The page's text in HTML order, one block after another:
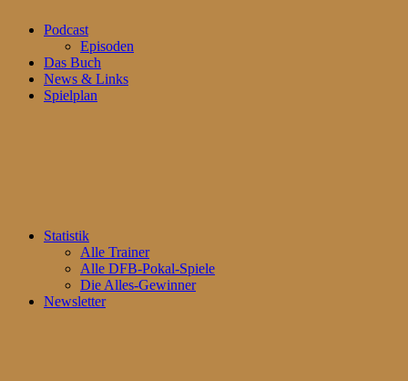
Podcast
Episoden
Das Buch
News & Links
Spielplan
Statistik
Alle Trainer
Alle DFB-Pokal-Spiele
Die Alles-Gewinner
Newsletter